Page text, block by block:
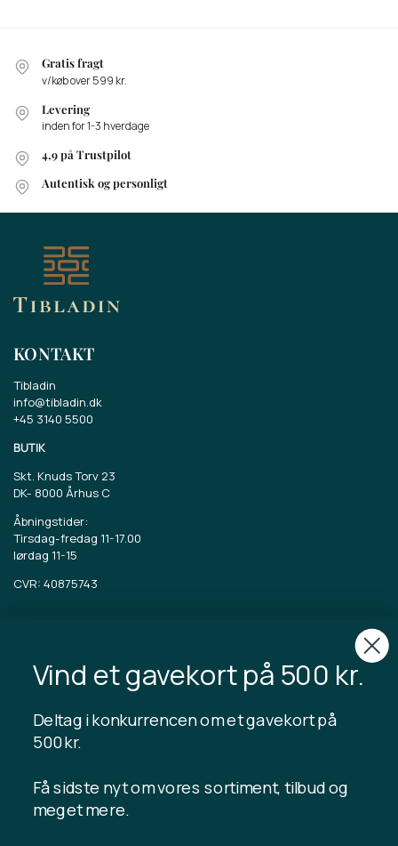
Gratis fragt
v/køb over 599 kr.
Levering
inden for 1-3 hverdage
4,9 på Trustpilot
Autentisk og personligt
KONTAKT
Tibladin
info@tibladin.dk
+45 3140 5500
BUTIK
Skt. Knuds Torv 23
DK- 8000 Århus C
Åbningstider:
Tirsdag-fredag 11-17.00
lørdag 11-15
CVR: 40875743
Om Tibladin
Blog
Tilmeld kundeklub
Kontakt os
INFORMATION
Vind et gavekort på 500 kr.
Deltag i konkurrencen om et gavekort på
500 kr.
Få sidste nyt om vores sortiment, tilbud og
meget mere.